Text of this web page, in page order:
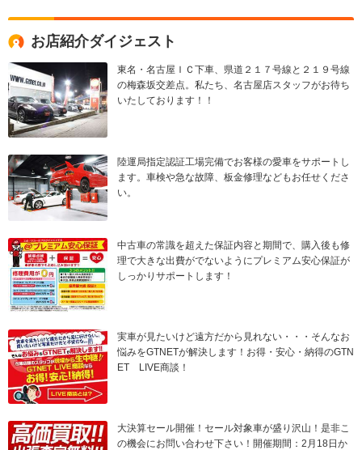
お店紹介ダイジェスト
東名・名古屋ＩＣ下車、県道２１７号線と２１９号線
の梅森坂交差点。私たち、名古屋店スタッフがお待ち
いたしております！！
陸運局指定認証工場完備でお客様の愛車をサポートし
ます。車検や急な故障、板金修理などもお任せくださ
い。
中古車の常識を超えた保証内容と期間で、購入後も修
理で大きな出費がでないようにプレミアム安心保証が
しっかりサポートします！
実車が見たいけど遠方だから見れない・・・そんなお
悩みをGTNETが解決します！お得・安心・納得のGTN
ET LIVE商談！
大決算セール開催！セール対象車が盛り沢山！是非こ
の機会にお問い合わせ下さい！開催期間：2月18日か